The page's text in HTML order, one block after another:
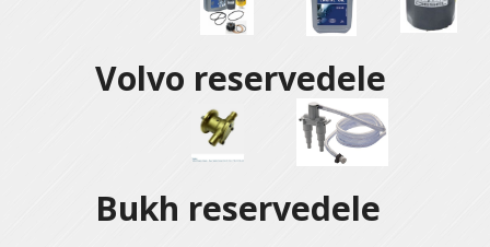
Volvo reservedele
Bukh reservedele